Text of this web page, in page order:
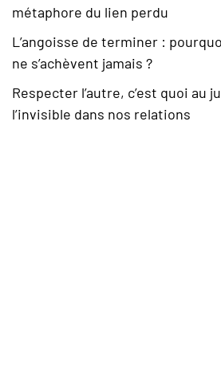
métaphore du lien perdu
L’angoisse de terminer :
ne s’achèvent jamais ?
Respecter l’autre, c’est quoi au
l’invisible dans nos relations